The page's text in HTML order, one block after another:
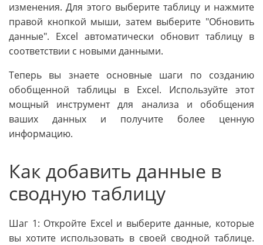
изменения. Для этого выберите таблицу и нажмите
правой кнопкой мыши, затем выберите "Обновить
данные". Excel автоматически обновит таблицу в
соответствии с новыми данными.
Теперь вы знаете основные шаги по созданию
обобщенной таблицы в Excel. Используйте этот
мощный инструмент для анализа и обобщения
ваших данных и получите более ценную
информацию.
Как добавить данные в
сводную таблицу
Шаг 1: Откройте Excel и выберите данные, которые
вы хотите использовать в своей сводной таблице.